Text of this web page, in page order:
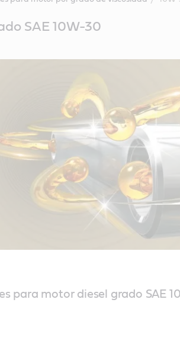
SAE 10W-30
para motor diesel grado SAE